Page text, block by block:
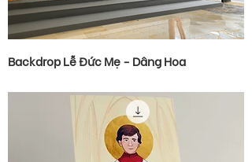
Backdrop Lễ Đức Mẹ - Dâng Hoa